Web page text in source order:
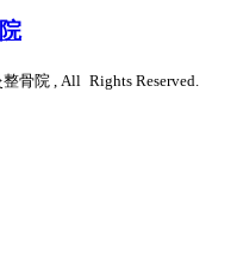
骨院 , All Rights Reserved.